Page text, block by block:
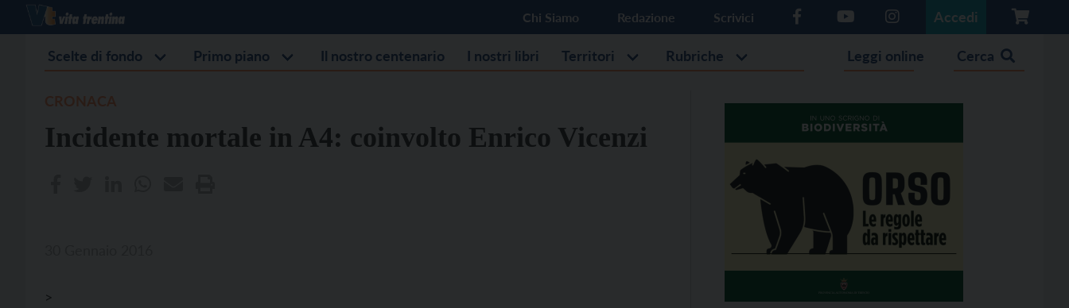
Chi Siamo Redazione Scrivici Accedi
Scelte di fondo Primo piano Il nostro centenario I nostri libri Territori Rubriche Leggi online Cerca
Incidente mortale in A4: coinvolto Enrico Vicenzi
>